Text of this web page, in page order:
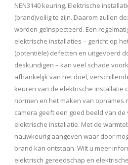
NEN3140 keuring. Elektrische
(brand)veilig te zijn. Daarom zullen
worden geïnspecteerd. Een
elektrische installaties – gericht op
(potentiële) defecten en uitgevoerd
deskundigen – kan veel schade
afhankelijk van het doel,
keuren van de elektrische installatie
normen en het maken van opnames
camera geeft een goed beeld van de
elektrische installatie. Met de
nauwkeurig aangeven waar door
brand kan ontstaan. Wilt u meer
elektrisch gereedschap en